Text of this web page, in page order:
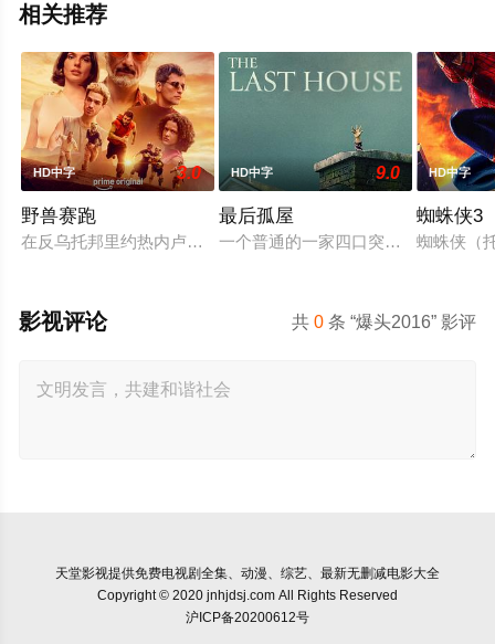
相关推荐
HD中字 3.0
野兽赛跑
在反乌托邦里约热内卢废墟中，城市被阶级斗争撕裂，人们沉
HD中字 9.0
最后孤屋
一个普通的一家四口突遭诡异变故，
HD中字
蜘蛛侠3
蜘蛛侠（
共0 条 “爆头2016” 影评
影视评论
天堂影视提供免费电视剧全集、动漫、综艺、最新无删减电影大全
Copyright © 2020 jnhjdsj.com All Rights Reserved
沪ICP备20200612号